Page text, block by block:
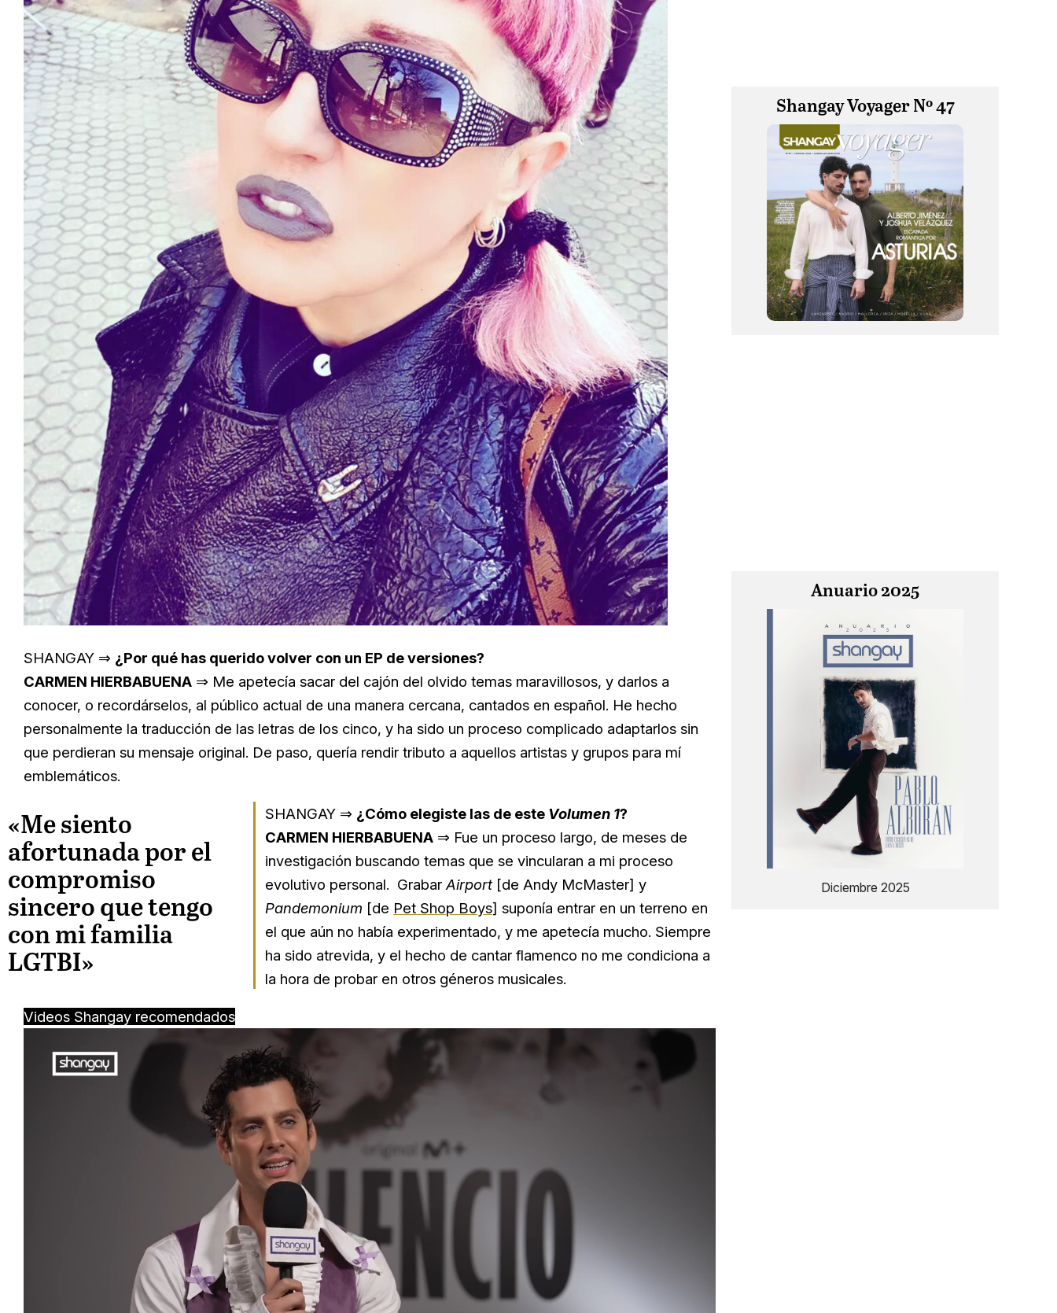
SHANGAY ⇒ ¿Por qué has querido volver con un EP de versiones?
CARMEN HIERBABUENA ⇒ Me apetecía sacar del cajón del olvido temas maravillosos, y darlos a
conocer, o recordárselos, al público actual de una manera cercana, cantados en español. He hecho
personalmente la traducción de las letras de los cinco, y ha sido un proceso complicado adaptarlos sin
que perdieran su mensaje original. De paso, quería rendir tributo a aquellos artistas y grupos para mí
emblemáticos.
«Me siento
afortunada por el
compromiso
sincero que tengo
con mi familia
LGTBI»
SHANGAY ⇒ ¿Cómo elegiste las de este Volumen 1?
CARMEN HIERBABUENA ⇒ Fue un proceso largo, de meses de
investigación buscando temas que se vincularan a mi proceso
evolutivo personal. Grabar Airport[de Andy McMaster] y
Pandemonium [de Pet Shop Boys] suponía entrar en un terreno en
el que aún no había experimentado, y me apetecía mucho. Siempre
ha sido atrevida, y el hecho de cantar flamenco no me condiciona a
la hora de probar en otros géneros musicales.
Videos Shangay recomendados
Shangay Voyager Nº 47
Anuario 2025
Diciembre 2025